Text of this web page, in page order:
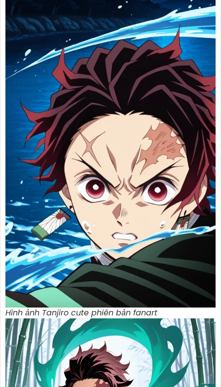
Hình ảnh Tanjiro cute phiên bản fanart